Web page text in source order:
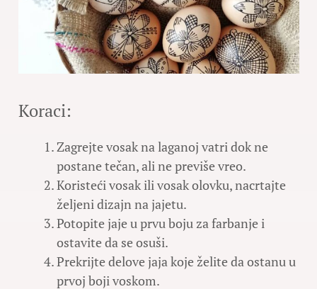
Koraci:
Zagrejte vosak na laganoj vatri dok ne
postane tečan, ali ne previše vreo.
Koristeći vosak ili vosak olovku, nacrtajte
željeni dizajn na jajetu.
Potopite jaje u prvu boju za farbanje i
ostavite da se osuši.
Prekrijte delove jaja koje želite da ostanu u
prvoj boji voskom.